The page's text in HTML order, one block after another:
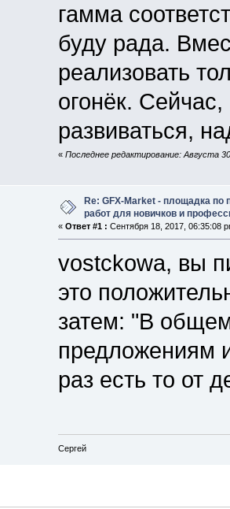
гамма
буду рада.
реализовать
огонёк.
развиваться,
«Последнее редактирование: Августа
Re: GFX-Market - площадка по
работ для новичков и
«Ответ #1 : Сентября 18, 2017, 06:35:08
vostckowa, вы
это
затем: "В
предложениям
раз есть то от
Сергей